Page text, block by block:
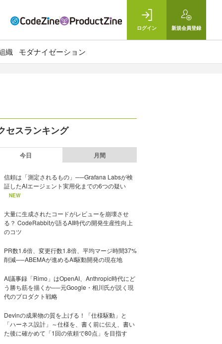
ログイン 新規会員登録
織 モダナイゼーション
セスランキング
今日 月間
信頼は「測定されるもの」──Grafana Labsが検
証したAIエージェント実用化までの6つの疑い
NEW
大量に生成されたコードがレビューを崩壊させ
る？ CodeRabbitが語るAI時代の開発生産性向上
のコツ
PR数1.6倍、変更行数1.8倍、平均マージ時間37%
削減──ABEMAが進めるAI駆動開発の現在地
AI議事録「Rimo」はOpenAI、Anthropic時代にど
う勝ち筋を描くか──元Google・相川氏が説く現
代のプロダクト戦略
Devinの成果物の質を上げる！「仕様駆動」と
「ハーネス設計」～仕様を、書く前に伝え、書い
た後に確かめて「1回の依頼で80点」を目指す